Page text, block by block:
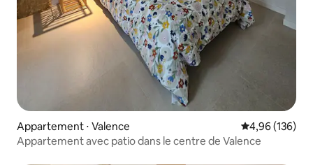
Appartement ⋅ Valence Évaluation
4,96 (136)
Appartement avec patio dans le centre de Valence